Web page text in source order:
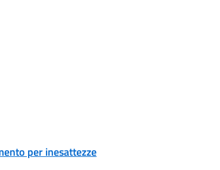
per inesattezze